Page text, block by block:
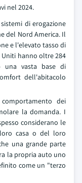
nel 2024.
di erogazione
del Nord America. Il
e l'elevato tasso di
Uniti hanno oltre 284
una vasta base di
dell'abitacolo
dei
la domanda. I
considerano le
casa o del loro
una grande parte
la propria auto uno
come un "terzo